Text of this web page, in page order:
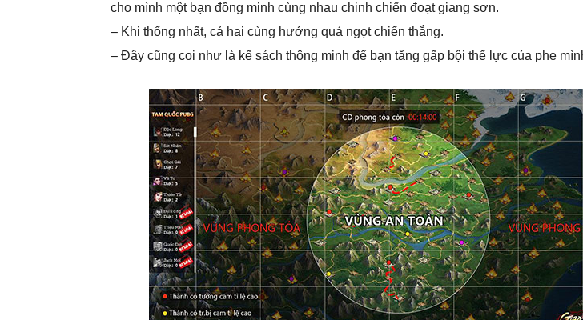
cho mình một bạn đồng minh cùng nhau chinh chiến đoạt giang sơn.
– Khi thống nhất, cả hai cùng hưởng quả ngọt chiến thắng.
– Đây cũng coi như là kế sách thông minh để bạn tăng gấp bội thế lực của phe